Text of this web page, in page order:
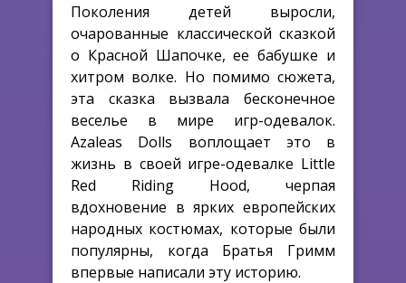
Поколения детей выросли,
очарованные классической сказкой
о Красной Шапочке, ее бабушке и
хитром волке. Но помимо сюжета,
эта сказка вызвала бесконечное
веселье в мире игр-одевалок.
Azaleas Dolls воплощает это в
жизнь в своей игре-одевалке Little
Red Riding Hood, черпая
вдохновение в ярких европейских
народных костюмах, которые были
популярны, когда Братья Гримм
впервые написали эту историю.